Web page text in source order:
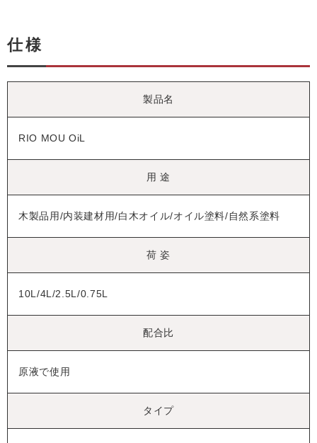
仕様
製品名
RIO MOU OiL
用 途
木製品用/内装建材用/白木オイル/オイル塗料/自然系塗料
荷 姿
10L/4L/2.5L/0.75L
配合比
原液で使用
タイプ